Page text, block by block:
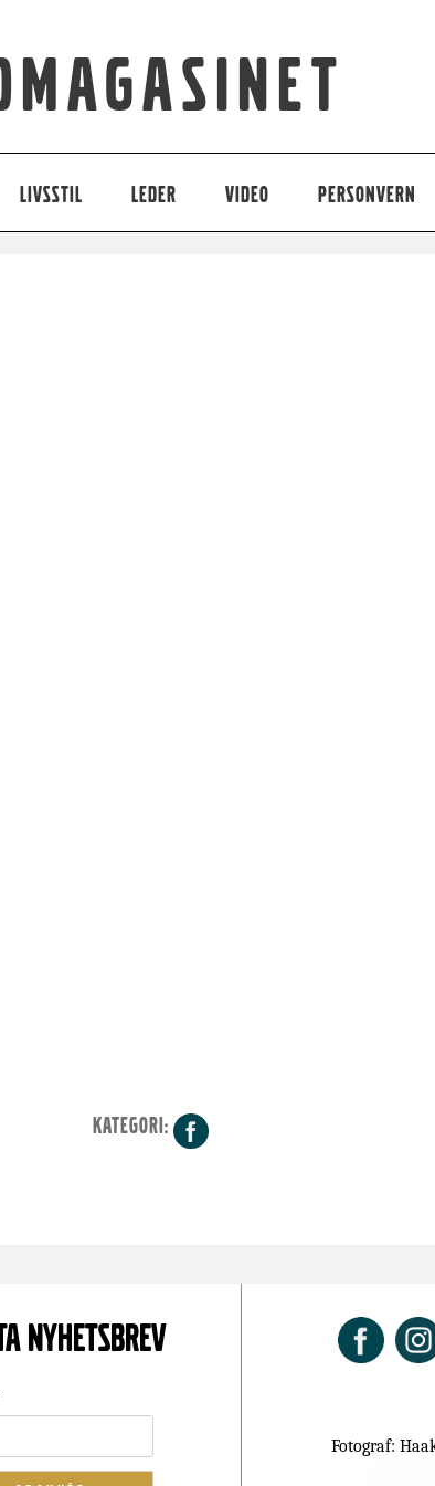
LIVSSTIL LEDER VIDEO PERSONVERN
KATEGORI:
NYHETSBREV
Fotograf: